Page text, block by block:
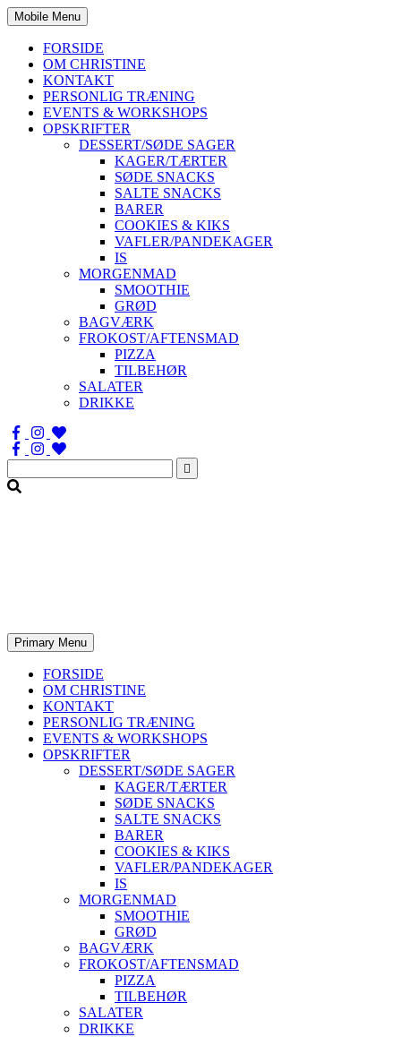
Mobile Menu
FORSIDE
OM CHRISTINE
KONTAKT
PERSONLIG TRÆNING
EVENTS & WORKSHOPS
OPSKRIFTER
DESSERT/SØDE SAGER
KAGER/TÆRTER
SØDE SNACKS
SALTE SNACKS
BARER
COOKIES & KIKS
VAFLER/PANDEKAGER
IS
MORGENMAD
SMOOTHIE
GRØD
BAGVÆRK
FROKOST/AFTENSMAD
PIZZA
TILBEHØR
SALATER
DRIKKE
Søg
efter:
Primary Menu
FORSIDE
OM CHRISTINE
KONTAKT
PERSONLIG TRÆNING
EVENTS & WORKSHOPS
OPSKRIFTER
DESSERT/SØDE SAGER
KAGER/TÆRTER
SØDE SNACKS
SALTE SNACKS
BARER
COOKIES & KIKS
VAFLER/PANDEKAGER
IS
MORGENMAD
SMOOTHIE
GRØD
BAGVÆRK
FROKOST/AFTENSMAD
PIZZA
TILBEHØR
SALATER
DRIKKE